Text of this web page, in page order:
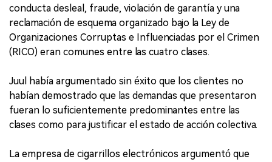
conducta desleal, fraude, violación de garantía y una
reclamación de esquema organizado bajo la Ley de
Organizaciones Corruptas e Influenciadas por el Crimen
(RICO) eran comunes entre las cuatro clases.
Juul había argumentado sin éxito que los clientes no
habían demostrado que las demandas que presentaron
fueran lo suficientemente predominantes entre las
clases como para justificar el estado de acción colectiva.
La empresa de cigarrillos electrónicos argumentó que